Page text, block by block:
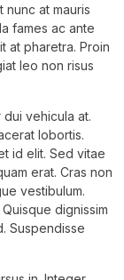
at mauris
fames ac ante
at pharetra. Proin
leo non risus
vehicula at.
lobortis.
id elit. Sed vitae
erat. Cras non
vestibulum.
dignissim
Suspendisse